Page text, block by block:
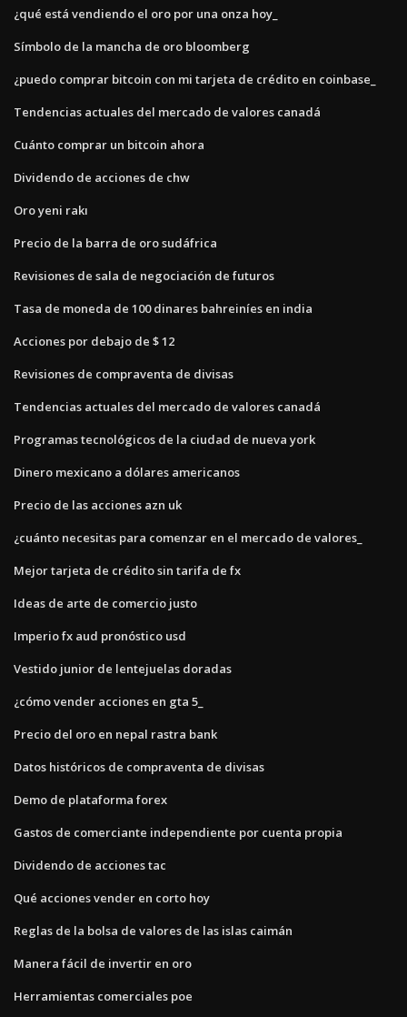
¿qué está vendiendo el oro por una onza hoy_
Símbolo de la mancha de oro bloomberg
¿puedo comprar bitcoin con mi tarjeta de crédito en coinbase_
Tendencias actuales del mercado de valores canadá
Cuánto comprar un bitcoin ahora
Dividendo de acciones de chw
Oro yeni rakı
Precio de la barra de oro sudáfrica
Revisiones de sala de negociación de futuros
Tasa de moneda de 100 dinares bahreiníes en india
Acciones por debajo de $ 12
Revisiones de compraventa de divisas
Tendencias actuales del mercado de valores canadá
Programas tecnológicos de la ciudad de nueva york
Dinero mexicano a dólares americanos
Precio de las acciones azn uk
¿cuánto necesitas para comenzar en el mercado de valores_
Mejor tarjeta de crédito sin tarifa de fx
Ideas de arte de comercio justo
Imperio fx aud pronóstico usd
Vestido junior de lentejuelas doradas
¿cómo vender acciones en gta 5_
Precio del oro en nepal rastra bank
Datos históricos de compraventa de divisas
Demo de plataforma forex
Gastos de comerciante independiente por cuenta propia
Dividendo de acciones tac
Qué acciones vender en corto hoy
Reglas de la bolsa de valores de las islas caimán
Manera fácil de invertir en oro
Herramientas comerciales poe